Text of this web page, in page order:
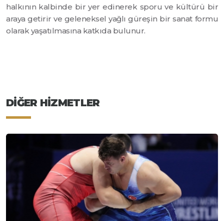
halkının kalbinde bir yer edinerek sporu ve kültürü bir
araya getirir ve geleneksel yağlı güreşin bir sanat formu
olarak yaşatılmasına katkıda bulunur.
DIĞER HIZMETLER